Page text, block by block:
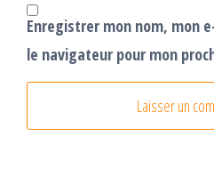
Enregistrer mon nom, mon
le navigateur pour mon